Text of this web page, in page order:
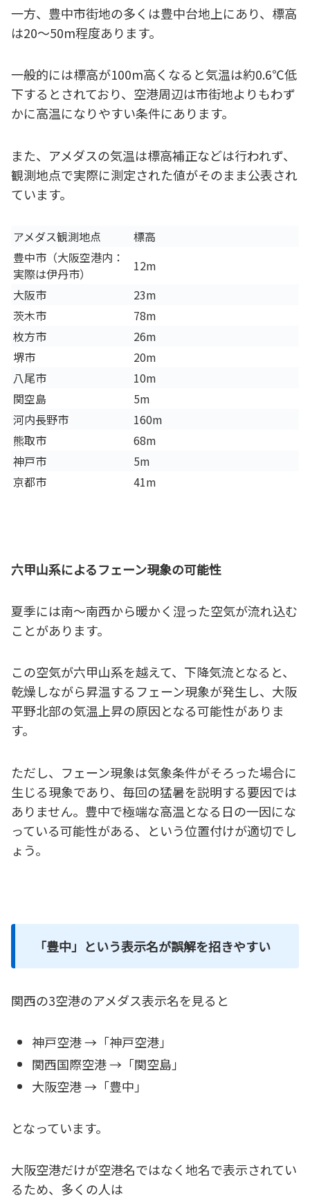
一方、豊中市街地の多くは豊中台地上にあり、標高
は20〜50m程度あります。
一般的には標高が100m高くなると気温は約0.6℃低
下するとされており、空港周辺は市街地よりもわず
かに高温になりやすい条件にあります。
また、アメダスの気温は標高補正などは行われず、
観測地点で実際に測定された値がそのまま公表され
ています。
アメダス観測地点
標高
豊中市（大阪空港内：
実際は伊丹市）
12m
大阪市
23m
茨木市
78m
枚方市
26m
堺市
20m
八尾市
10m
関空島
5m
河内長野市
160m
熊取市
68m
神戸市
5m
京都市
41m
六甲山系によるフェーン現象の可能性
夏季には南〜南西から暖かく湿った空気が流れ込む
ことがあります。
この空気が六甲山系を越えて、下降気流となると、
乾燥しながら昇温するフェーン現象が発生し、大阪
平野北部の気温上昇の原因となる可能性がありま
す。
ただし、フェーン現象は気象条件がそろった場合に
生じる現象であり、毎回の猛暑を説明する要因では
ありません。豊中で極端な高温となる日の一因にな
っている可能性がある、という位置付けが適切でし
ょう。
「豊中」という表示名が誤解を招きやすい
関西の3空港のアメダス表示名を見ると
神戸空港 →「神戸空港」
関西国際空港 →「関空島」
大阪空港 →「豊中」
となっています。
大阪空港だけが空港名ではなく地名で表示されてい
るため、多くの人は